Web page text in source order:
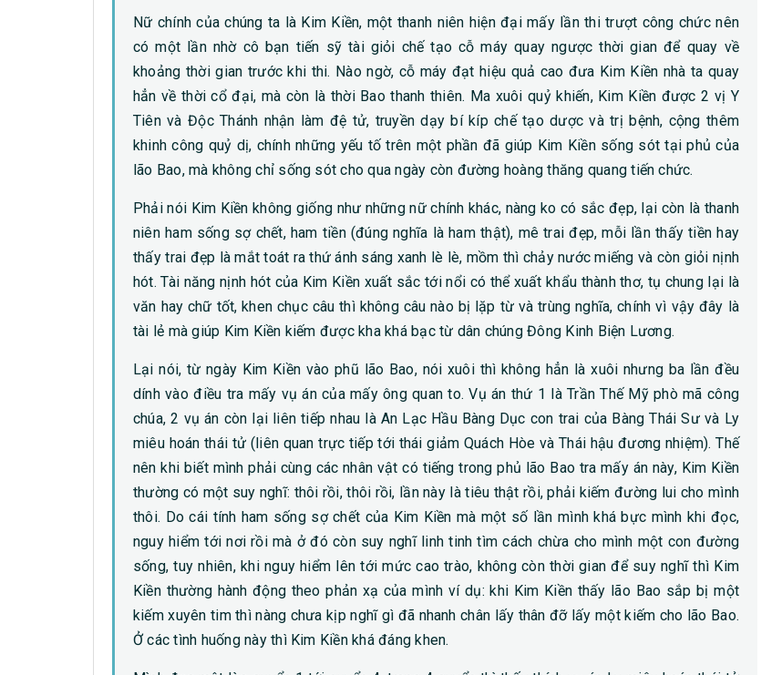
Nữ chính của chúng ta là Kim Kiền, một thanh niên hiện đại mấy lần thi trượt công chức nên
có một lần nhờ cô bạn tiến sỹ tài giỏi chế tạo cỗ máy quay ngược thời gian để quay về
khoảng thời gian trước khi thi. Nào ngờ, cỗ máy đạt hiệu quả cao đưa Kim Kiền nhà ta quay
hẳn về thời cổ đại, mà còn là thời Bao thanh thiên. Ma xuôi quỷ khiến, Kim Kiền được 2 vị Y
Tiên và Độc Thánh nhận làm đệ tử, truyền dạy bí kíp chế tạo dược và trị bệnh, cộng thêm
khinh công quỷ dị, chính những yếu tố trên một phần đã giúp Kim Kiền sống sót tại phủ của
lão Bao, mà không chỉ sống sót cho qua ngày còn đường hoàng thăng quang tiến chức.
Phải nói Kim Kiền không giống như những nữ chính khác, nàng ko có sắc đẹp, lại còn là thanh
niên ham sống sợ chết, ham tiền (đúng nghĩa là ham thật), mê trai đẹp, mỗi lần thấy tiền hay
thấy trai đẹp là mắt toát ra thứ ánh sáng xanh lè lè, mồm thì chảy nước miếng và còn giỏi nịnh
hót. Tài năng nịnh hót của Kim Kiền xuất sắc tới nổi có thể xuất khẩu thành thơ, tụ chung lại là
văn hay chữ tốt, khen chục câu thì không câu nào bị lặp từ và trùng nghĩa, chính vì vậy đây là
tài lẻ mà giúp Kim Kiền kiếm được kha khá bạc từ dân chúng Đông Kinh Biện Lương.
Lại nói, từ ngày Kim Kiền vào phũ lão Bao, nói xuôi thì không hẳn là xuôi nhưng ba lần đều
dính vào điều tra mấy vụ án của mấy ông quan to. Vụ án thứ 1 là Trần Thế Mỹ phò mã công
chúa, 2 vụ án còn lại liên tiếp nhau là An Lạc Hầu Bàng Dục con trai của Bàng Thái Sư và Ly
miêu hoán thái tử (liên quan trực tiếp tới thái giảm Quách Hòe và Thái hậu đương nhiệm). Thế
nên khi biết mình phải cùng các nhân vật có tiếng trong phủ lão Bao tra mấy án này, Kim Kiền
thường có một suy nghĩ: thôi rồi, thôi rồi, lần này là tiêu thật rồi, phải kiếm đường lui cho mình
thôi. Do cái tính ham sống sợ chết của Kim Kiền mà một số lần mình khá bực mình khi đọc,
nguy hiểm tới nơi rồi mà ở đó còn suy nghĩ linh tinh tìm cách chừa cho mình một con đường
sống, tuy nhiên, khi nguy hiểm lên tới mức cao trào, không còn thời gian để suy nghĩ thì Kim
Kiền thường hành động theo phản xạ của mình ví dụ: khi Kim Kiền thấy lão Bao sắp bị một
kiếm xuyên tim thì nàng chưa kịp nghĩ gì đã nhanh chân lấy thân đỡ lấy một kiếm cho lão Bao.
Ở các tình huống này thì Kim Kiền khá đáng khen.